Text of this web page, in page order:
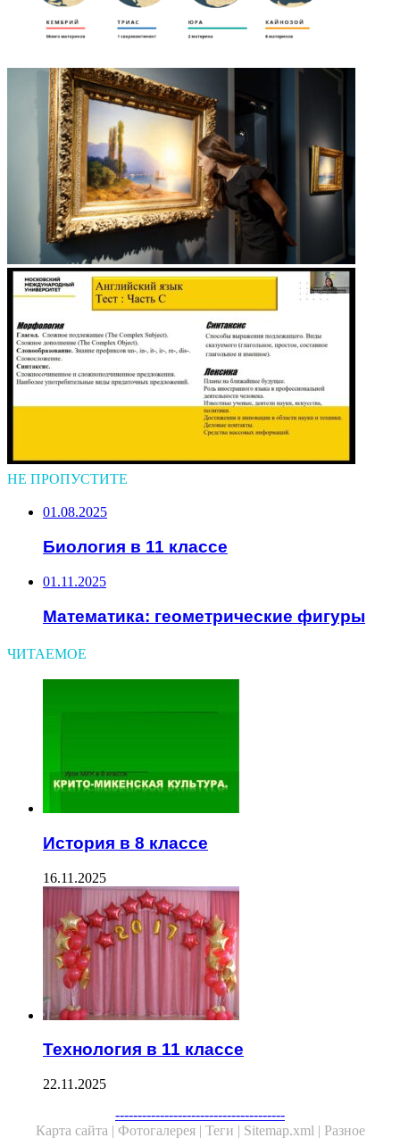
НЕ ПРОПУСТИТЕ
01.08.2025
Биология в 11 классе
01.11.2025
Математика: геометрические фигуры
ЧИТАЕМОЕ
История в 8 классе
16.11.2025
Технология в 11 классе
22.11.2025
--------------------------------------
Карта сайта | Фотогалерея | Теги | Sitemap.xml | Разное